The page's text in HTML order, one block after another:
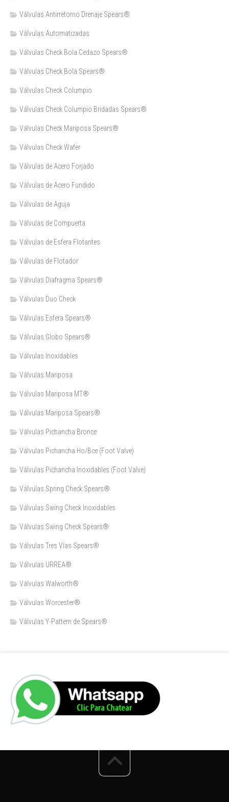
Válvulas Antirretorno Drenaje Spears®
Válvulas Automatizadas
Válvulas Check Bola Cedazo Spears®
Válvulas Check Bola Spears®
Válvulas Check Columpio
Válvulas Check Columpio Bridadas Spears®
Válvulas Check Mariposa Spears®
Válvulas Check Wafer
Válvulas de Acero Forjado
Válvulas de Acero Fundido
Válvulas de Aguja
Válvulas de Compuerta
Válvulas de Esfera Flotantes
Válvulas de Flotador
Válvulas Diafragma Spears®️
Válvulas Duo Check
Válvulas Esfera Spears®
Válvulas Globo Spears®
Válvulas Inoxidables
Válvulas Mariposa
Válvulas Mariposa MT®
Válvulas Mariposa Spears®
Válvulas Pichancha Bronce
Válvulas Pichancha Ho/Bce (Foot Valve)
Válvulas Pichancha Inoxidables (Foot Valve)
Válvulas Spring Check Spears®
Válvulas Swing Check Inoxidables
Válvulas Swing Check Spears®
Válvulas Tres Vías Spears®
Válvulas URREA®
Válvulas Walworth®
Válvulas Worcester®
Válvulas Y-Pattern de Spears®️